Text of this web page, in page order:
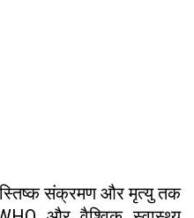
मस्तिष्क संक्रमण और मृत्यु तक